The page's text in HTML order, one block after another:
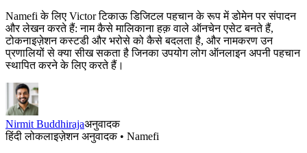
Namefi के लिए Victor टिकाऊ डिजिटल पहचान के रूप में डोमेन पर संपादन
और लेखन करते हैं: नाम कैसे मालिकाना हक़ वाले ऑनचेन एसेट बनते हैं,
टोकनाइज़ेशन कस्टडी और भरोसे को कैसे बदलता है, और नामकरण उन
प्रणालियों से क्या सीख सकता है जिनका उपयोग लोग ऑनलाइन अपनी पहचान
स्थापित करने के लिए करते हैं।
Nirmit Buddhirajaअनुवादक
हिंदी लोकलाइज़ेशन अनुवादक • Namefi